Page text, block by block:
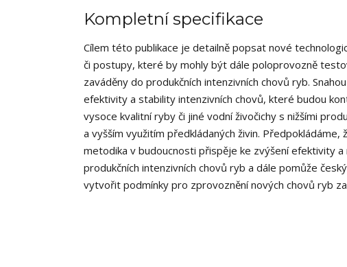
Kompletní specifikace
Cílem této publikace je detailně popsat nové
či postupy, které by mohly být dále poloprovozně
zaváděny do produkčních intenzivních chovů ryb.
efektivity a stability intenzivních chovů, které budou
vysoce kvalitní ryby či jiné vodní živočichy s nižšími
a vyšším využitím předkládaných živin.
metodika v budoucnosti přispěje ke zvýšení efektivity
produkčních intenzivních chovů ryb a dále pomůže
vytvořit podmínky pro zprovoznění nových chovů ryb